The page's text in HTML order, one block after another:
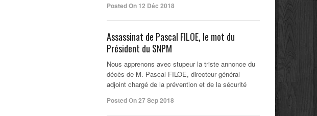
Posted On 12 Déc 2018
Assassinat de Pascal FILOE, le mot du
Président du SNPM
Nous apprenons avec stupeur la triste annonce du
décès de M. Pascal FILOE, directeur général
adjoint chargé de la prévention et de la sécurité
Posted On 27 Sep 2018